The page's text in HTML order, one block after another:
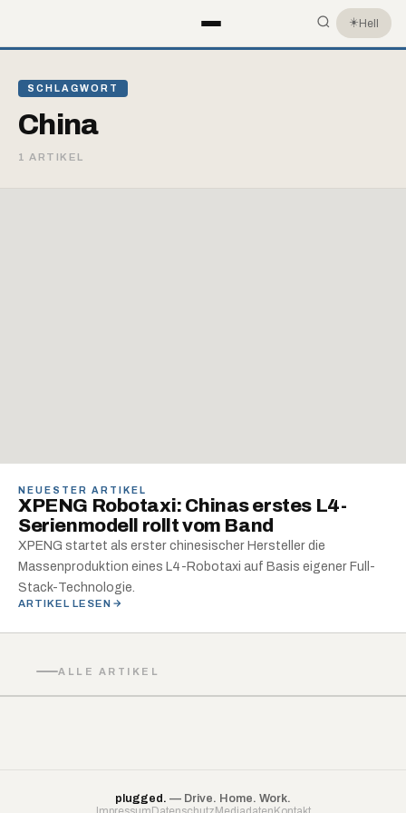
☀️Hell
SCHLAGWORT
China
1 ARTIKEL
NEUESTER ARTIKEL
XPENG Robotaxi: Chinas erstes L4-
Serienmodell rollt vom Band
XPENG startet als erster chinesischer Hersteller die
Massenproduktion eines L4-Robotaxi auf Basis eigener Full-
Stack-Technologie.
ARTIKEL LESEN
ALLE ARTIKEL
plugged. — Drive. Home. Work.